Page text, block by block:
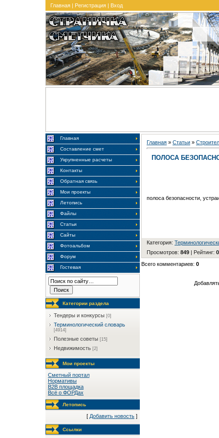
Главная | Регистрация | Вход
Главная
Составление смет
Укрупненные расчеты
Контакты
Обратная связь
Мои проекты
Летопись
Файлы
Статьи
Сайты
Фотоальбом
Форум
Гостевая
Категории раздела
Тендеры и конкурсы [0]
Терминологический словарь
[4914]
Полезные советы [15]
Недвижимость [2]
Мои проекты
Сметный портал
Нормативы
B2B площадка
Всё о ФОРДах
Летопись
[ Добавить новость ]
Ссылки
Главная » Статьи »
ПОЛОСА
полоса безопасности,
Категория:
Просмотров: 849 | Рейтинг:
Всего комментариев: 0